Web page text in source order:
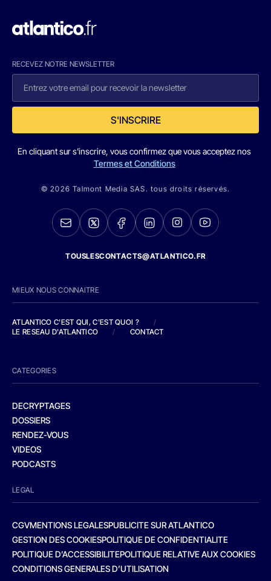
RECEVEZ NOTRE NEWSLETTER
S'INSCRIRE
En cliquant sur s'inscrire, vous confirmez que vous acceptez nos
Termes et Conditions
© 2026 Talmont Media SAS. tous droits réservés.
TOUSLESCONTACTS@ATLANTICO.FR
MIEUX NOUS CONNAITRE
ATLANTICO C'EST QUI, C'EST QUOI ?
/
LE RESEAU D'ATLANTICO
/ CONTACT
CATEGORIES
DECRYPTAGES
DOSSIERS
RENDEZ-VOUS
VIDEOS
PODCASTS
LEGAL
CGVMENTIONS LEGALESPUBLICITE SUR ATLANTICO
GESTION DES COOKIESPOLITIQUE DE CONFIDENTIALITE
POLITIQUE D’ACCESSIBILITEPOLITIQUE RELATIVE AUX COOKIES
CONDITIONS GENERALES D’UTILISATION